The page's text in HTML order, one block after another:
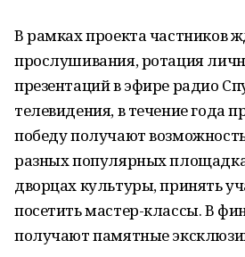
В рамках проекта частников
прослушивания, ротация
презентаций в эфире радио
телевидения, в течение года
победу получают
разных популярных
дворцах культуры, принять
посетить мастер-классы. В
получают памятные